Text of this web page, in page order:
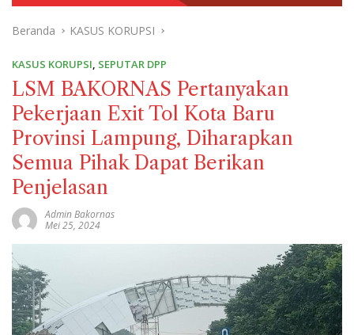
Beranda KASUS KORUPSI
KASUS KORUPSI, SEPUTAR DPP
LSM BAKORNAS Pertanyakan
Pekerjaan Exit Tol Kota Baru
Provinsi Lampung, Diharapkan
Semua Pihak Dapat Berikan
Penjelasan
Admin Bakornas
Mei 25, 2024